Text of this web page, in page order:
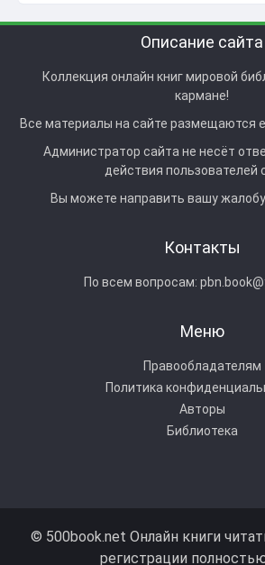
Описание сайта
Коллекция онлайн книг мировой
кармане!
Все материалы на сайте размещаются
Администратор сайта не несёт
действия пользователей
Вы можете направить вашу
Контакты
По всем вопросам:
Меню
Правообладателям
Политика
Авторы
Библиотека
© 500book.net Онлайн книги
регистрации